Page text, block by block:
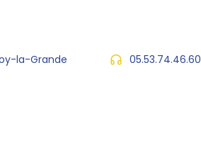
la-Grande 05.53.74.46.60